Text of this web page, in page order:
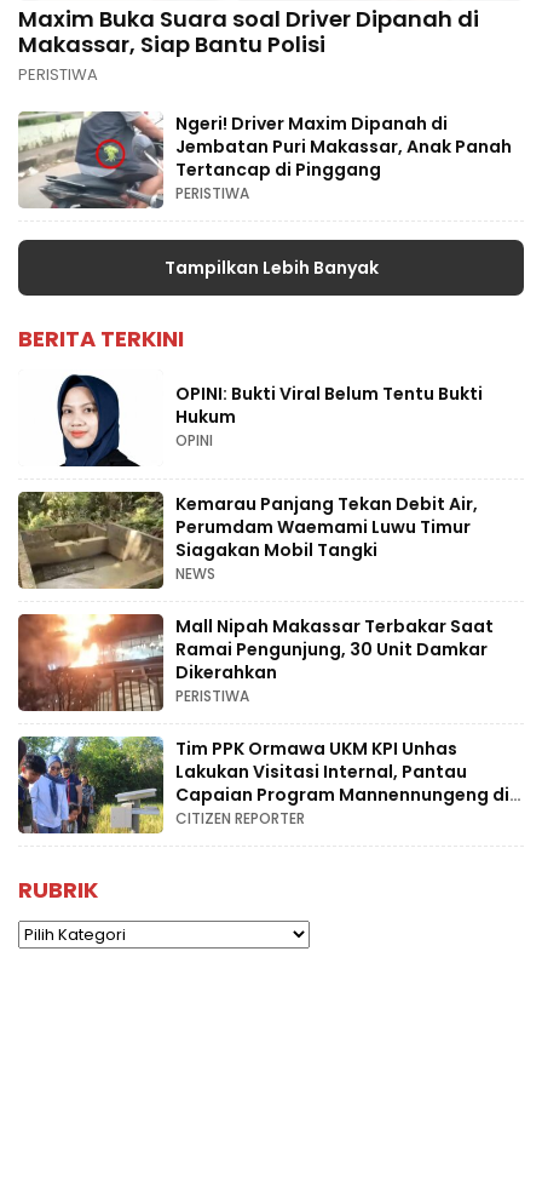
Maxim Buka Suara soal Driver Dipanah di
Makassar, Siap Bantu Polisi
PERISTIWA
Ngeri! Driver Maxim Dipanah di
Jembatan Puri Makassar, Anak Panah
Tertancap di Pinggang
PERISTIWA
Tampilkan Lebih Banyak
BERITA TERKINI
OPINI: Bukti Viral Belum Tentu Bukti
Hukum
OPINI
Kemarau Panjang Tekan Debit Air,
Perumdam Waemami Luwu Timur
Siagakan Mobil Tangki
NEWS
Mall Nipah Makassar Terbakar Saat
Ramai Pengunjung, 30 Unit Damkar
Dikerahkan
PERISTIWA
Tim PPK Ormawa UKM KPI Unhas
Lakukan Visitasi Internal, Pantau
Capaian Program Mannennungeng di
Bone
CITIZEN REPORTER
RUBRIK
Rubrik